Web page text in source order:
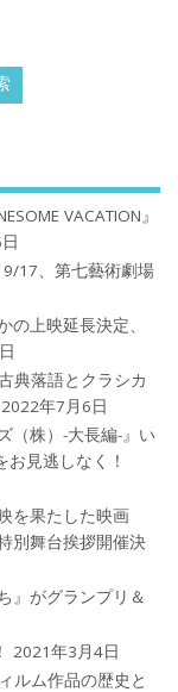
VACATION』
17、第七藝術劇場
上映延長決定、
典落語とクラシカ
2022年7月6日
（株）-大長編-』い
見逃しなく！
を果たした映画
別舞台挨拶開催決
』がグランプリ＆
2021年3月4日
ルム作品の歴史と